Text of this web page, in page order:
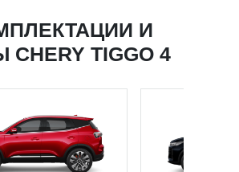
И
TIGGO 4